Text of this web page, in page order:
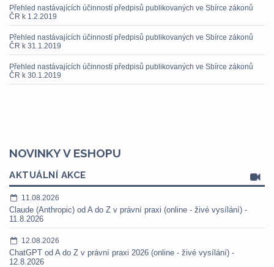
Přehled nastávajících účinností předpisů publikovaných ve Sbírce zákonů
ČR k 1.2.2019
Přehled nastávajících účinností předpisů publikovaných ve Sbírce zákonů
ČR k 31.1.2019
Přehled nastávajících účinností předpisů publikovaných ve Sbírce zákonů
ČR k 30.1.2019
NOVINKY V ESHOPU
AKTUÁLNÍ AKCE
11.08.2026
Claude (Anthropic) od A do Z v právní praxi (online - živé vysílání) -
11.8.2026
12.08.2026
ChatGPT od A do Z v právní praxi 2026 (online - živé vysílání) -
12.8.2026